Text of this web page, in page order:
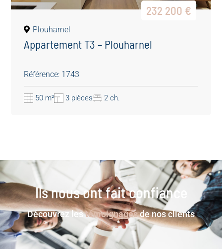
232 200 €
Plouharnel
Appartement T3 – Plouharnel
Référence: 1743
50 m² 3 pièces 2 ch.
Ils nous ont fait confiance
Découvrez lestémoignagesde nos clients